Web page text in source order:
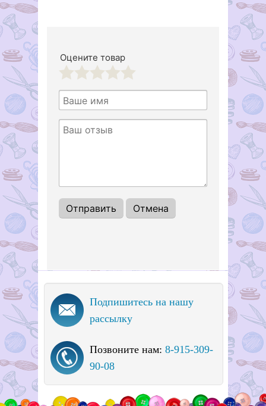
Оцените товар
Подпишитесь на нашу
рассылку
Позвоните нам: 8-915-309-
90-08